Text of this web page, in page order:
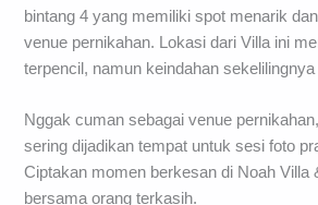
bintang 4 yang memiliki spot menarik
venue pernikahan. Lokasi dari Villa ini
terpencil, namun keindahan
Nggak cuman sebagai venue
sering dijadikan tempat untuk sesi foto
Ciptakan momen berkesan di Noah Villa
bersama orang terkasih.